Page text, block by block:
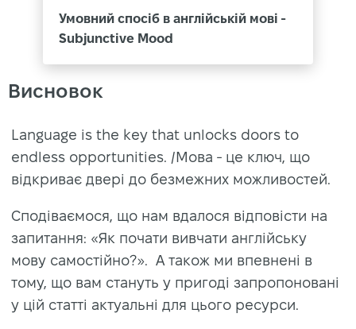
Умовний спосіб в англійській мові -
Subjunctive Mood
Висновок
Language is the key that unlocks doors to
endless opportunities. /Мова - це ключ, що
відкриває двері до безмежних можливостей.
Сподіваємося, що нам вдалося відповісти на
запитання: «Як почати вивчати англійську
мову самостійно?». А також ми впевнені в
тому, що вам стануть у пригоді запропоновані
у цій статті актуальні для цього ресурси.